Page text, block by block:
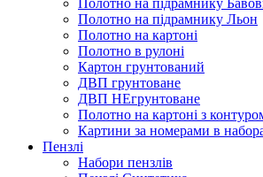
Полотно на підрамнику
Полотно на підрамнику Льон
Полотно на картоні
Полотно в рулоні
Картон грунтований
ДВП грунтоване
ДВП НЕгрунтоване
Полотно на картоні з
Картини за номерами в
Пензлі
Набори пензлів